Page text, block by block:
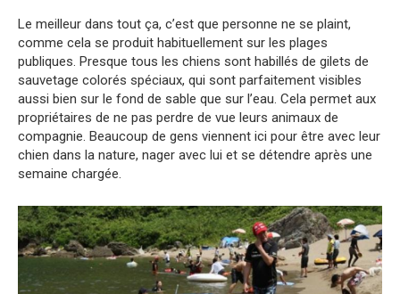
Le meilleur dans tout ça, c’est que personne ne se plaint,
comme cela se produit habituellement sur les plages
publiques. Presque tous les chiens sont habillés de gilets de
sauvetage colorés spéciaux, qui sont parfaitement visibles
aussi bien sur le fond de sable que sur l’eau. Cela permet aux
propriétaires de ne pas perdre de vue leurs animaux de
compagnie. Beaucoup de gens viennent ici pour être avec leur
chien dans la nature, nager avec lui et se détendre après une
semaine chargée.